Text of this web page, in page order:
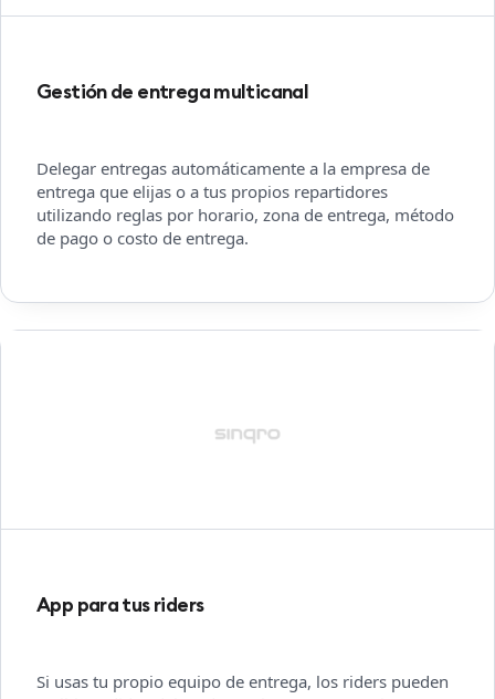
Gestión de entrega multicanal
Delegar entregas automáticamente a la empresa de
entrega que elijas o a tus propios repartidores
utilizando reglas por horario, zona de entrega, método
de pago o costo de entrega.
App para tus riders
Si usas tu propio equipo de entrega, los riders pueden